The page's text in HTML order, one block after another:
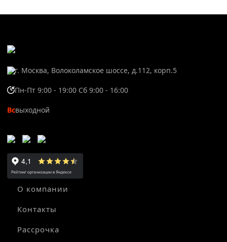
г. Москва, Волоколамское шоссе, д.112, корп.5
Пн-Пт 9:00 - 19:00 Сб 9:00 - 16:00
Всвыходной
О компании
Контакты
Рассрочка